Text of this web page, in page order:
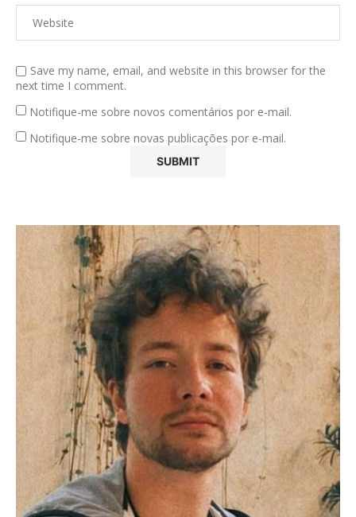
Save my name, email, and website in this browser for the
next time I comment.
Notifique-me sobre novos comentários por e-mail.
Notifique-me sobre novas publicações por e-mail.